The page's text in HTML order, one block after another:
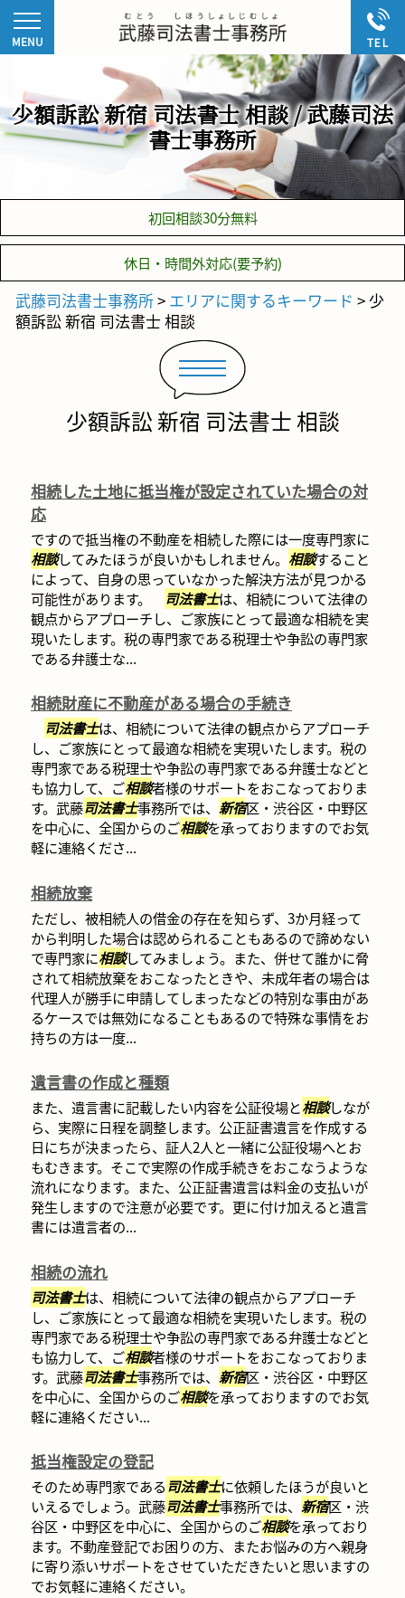
少額訴訟 新宿 司法書士 相談 / 武藤司法
書士事務所
初回相談30分無料
休日・時間外対応(要予約)
武藤司法書士事務所> エリアに関するキーワード > 少
額訴訟 新宿 司法書士 相談
少額訴訟 新宿 司法書士 相談
相続した土地に抵当権が設定されていた場合の対
応
ですので抵当権の不動産を相続した際には一度専門家に
相談してみたほうが良いかもしれません。 相談すること
によって、自身の思っていなかった解決方法が見つかる
可能性があります。 司法書士は、相続について法律の
観点からアプローチし、ご家族にとって最適な相続を実
現いたします。税の専門家である税理士や争訟の専門家
である弁護士な...
相続財産に不動産がある場合の手続き
司法書士は、相続について法律の観点からアプローチ
し、ご家族にとって最適な相続を実現いたします。税の
専門家である税理士や争訟の専門家である弁護士などと
も協力して、ご相談者様のサポートをおこなっておりま
す。武藤司法書士事務所では、 新宿区・渋谷区・中野区
を中心に、全国からのご相談を承っておりますのでお気
軽に連絡くださ...
相続放棄
ただし、被相続人の借金の存在を知らず、3か月経って
から判明した場合は認められることもあるので諦めない
で専門家に相談してみましょう。また、併せて誰かに脅
されて相続放棄をおこなったときや、未成年者の場合は
代理人が勝手に申請してしまったなどの特別な事由があ
るケースでは無効になることもあるので特殊な事情をお
持ちの方は一度...
遺言書の作成と種類
また、遺言書に記載したい内容を公証役場と相談しなが
ら、実際に日程を調整します。公正証書遺言を作成する
日にちが決まったら、証人2人と一緒に公証役場へとお
もむきます。そこで実際の作成手続きをおこなうような
流れになります。また、公正証書遺言は料金の支払いが
発生しますので注意が必要です。更に付け加えると遺言
書には遺言者の...
相続の流れ
司法書士は、相続について法律の観点からアプローチ
し、ご家族にとって最適な相続を実現いたします。税の
専門家である税理士や争訟の専門家である弁護士などと
も協力して、ご相談者様のサポートをおこなっておりま
す。武藤司法書士事務所では、 新宿区・渋谷区・中野区
を中心に、全国からのご相談を承っておりますのでお気
軽に連絡ください...
抵当権設定の登記
そのため専門家である司法書士に依頼したほうが良いと
いえるでしょう。武藤司法書士事務所では、 新宿区・渋
谷区・中野区を中心に、全国からのご相談を承っており
ます。不動産登記でお困りの方、またお悩みの方へ親身
に寄り添いサポートをさせていただきたいと思いますの
でお気軽に連絡ください。